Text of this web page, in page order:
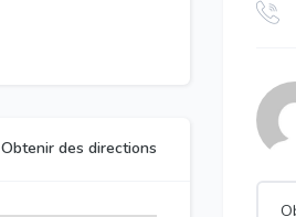
Obtenir des directions